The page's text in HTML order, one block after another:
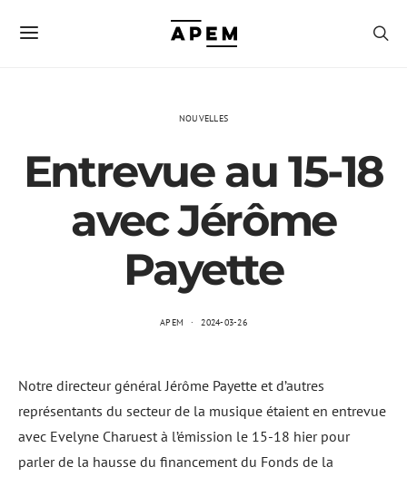
NOUVELLES
Entrevue au 15-18
avec Jérôme
Payette
APEM 2024-03-26
Notre directeur général Jérôme Payette et d’autres
représentants du secteur de la musique étaient en entrevue
avec Evelyne Charuest à l’émission le 15-18 hier pour
parler de la hausse du financement du Fonds de la